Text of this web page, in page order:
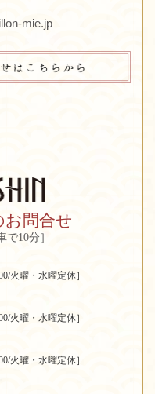
mie.jp
問合せ
で10分］
火曜・水曜定休］
火曜・水曜定休］
火曜・水曜定休］